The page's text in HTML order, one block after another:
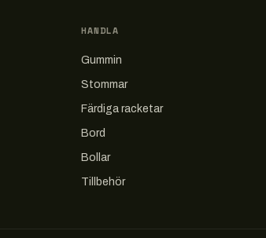
HANDLA
Gummin
Stommar
Färdiga racketar
Bord
Bollar
Tillbehör